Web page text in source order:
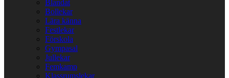
Blandat
Bollekar
Lära känna
Festlekar
Förskola
Gympasal
Jullekar
Femkamp
Klassrumslekar